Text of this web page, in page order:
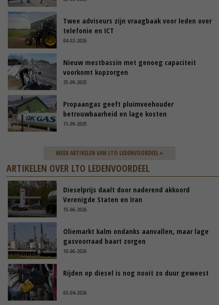
Twee adviseurs zijn vraagbaak voor leden over
telefonie en ICT
04-02-2026
Nieuw mestbassin met genoeg capaciteit
voorkomt kopzorgen
25-09-2025
Propaangas geeft pluimveehouder
betrouwbaarheid en lage kosten
11-09-2025
MEER ARTIKELEN VAN LTO LEDENVOORDEEL »
ARTIKELEN OVER LTO LEDENVOORDEEL
Dieselprijs daalt door naderend akkoord
Verenigde Staten en Iran
15-06-2026
Oliemarkt kalm ondanks aanvallen, maar lage
gasvoorraad baart zorgen
10-06-2026
Rijden op diesel is nog nooit zo duur geweest
03-04-2026